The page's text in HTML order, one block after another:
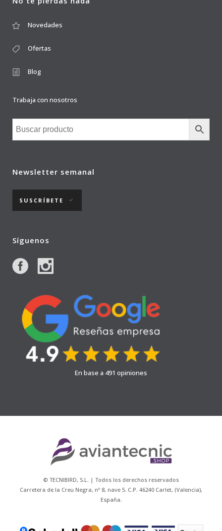
Novedades
Ofertas
Blog
Trabaja con nosotros
Newsletter semanal
SUSCRÍBETE
Síguenos
En base a 491 opiniones
© TECNIBIRD, S.L. | Todos los derechos reservados
Carretera de la Creu Negra, nº 8, nave 5. C.P. 46240 Carlet, (Valencia),
España.